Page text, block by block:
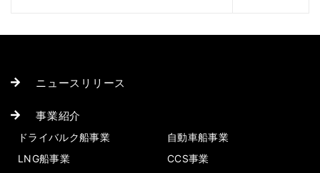
ニュースリリース
事業紹介
ドライバルク船事業
自動車船事業
LNG船事業
CCS事業